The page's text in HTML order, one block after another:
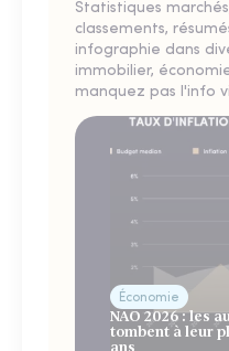
Statistiques
classements,
infographie dans
immobilier,
manquez pas l'info
Économie
NAO 2026 : les
tombent à leur
ans